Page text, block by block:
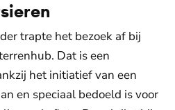
trapte het bezoek af bij
Dat is een
het initiatief van een
en speciaal bedoeld is voor